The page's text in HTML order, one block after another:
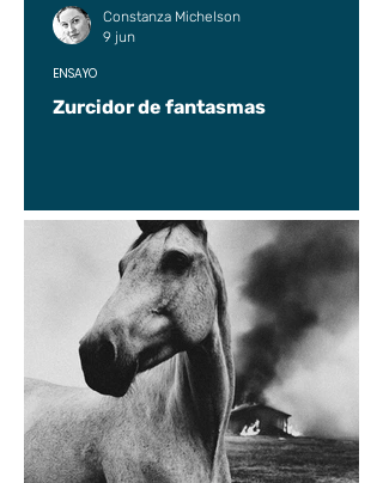
Zurcidor de fantasmas
ENSAYO
Constanza Michelson
9 jun